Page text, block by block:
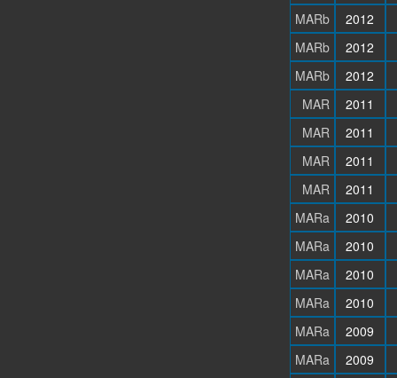
MARb
2012
MARb
2012
MARb
2012
MAR
2011
MAR
2011
MAR
2011
MAR
2011
MARa
2010
MARa
2010
MARa
2010
MARa
2010
MARa
2009
MARa
2009